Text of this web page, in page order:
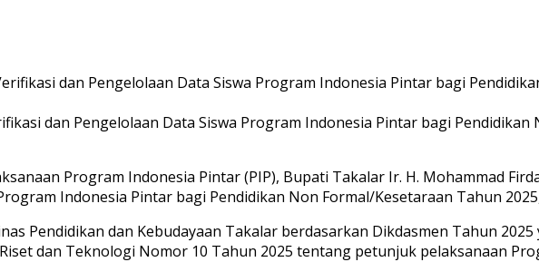
dan Pengelolaan Data Siswa Program Indonesia Pintar bagi
Program Indonesia Pintar (PIP), Bupati Takalar Ir. H. Mohammad
Indonesia Pintar bagi Pendidikan Non Formal/Kesetaraan Tahun
Pendidikan dan Kebudayaan Takalar berdasarkan Dikdasmen Tahun
dan Teknologi Nomor 10 Tahun 2025 tentang petunjuk pelaksanaan